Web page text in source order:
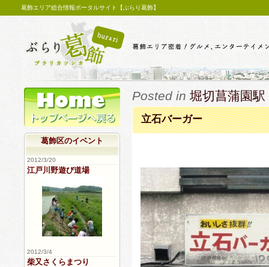
葛飾エリア総合情報ポータルサイト【ぶらり葛飾】
葛飾区のイベント
2012/3/20
江戸川野遊び道場
2012/3/4
柴又さくらまつり
Posted in 堀切菖蒲園駅
立石バーガー